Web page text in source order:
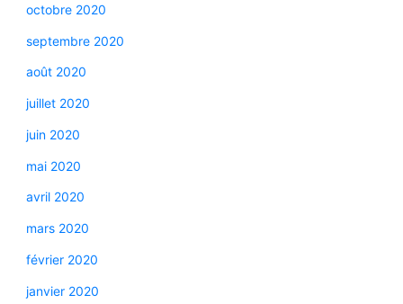
octobre 2020
septembre 2020
août 2020
juillet 2020
juin 2020
mai 2020
avril 2020
mars 2020
février 2020
janvier 2020